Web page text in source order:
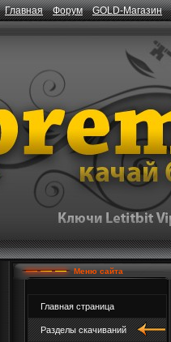
Главная Форум GOLD-Магазин
Меню сайта
Главная страница
Разделы скачиваний